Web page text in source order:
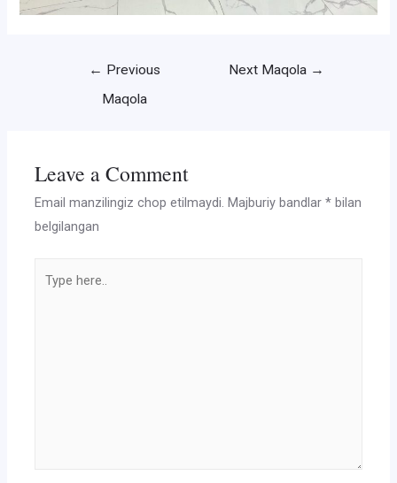
← Previous
Maqola
Next Maqola →
Leave a Comment
Email manzilingiz chop etilmaydi. Majburiy bandlar* bilan
belgilangan
here..